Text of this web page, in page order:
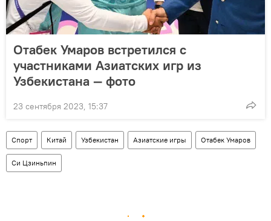
Отабек Умаров встретился с
участниками Азиатских игр из
Узбекистана — фото
23 сентября 2023, 15:37
Спорт Китай Узбекистан Азиатские игры Отабек Умаров
Си Цзиньпин